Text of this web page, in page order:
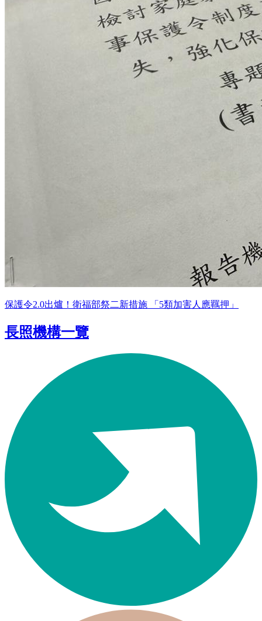
保護令2.0出爐！衛福部祭二新措施 「5類加害人應羈押」
長照機構一覽